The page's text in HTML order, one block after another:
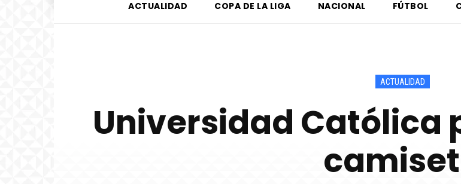
ACTUALIDAD COPA DE LA LIGA NACIONAL FÚTBOL
ACTUALIDAD
Universidad Católica